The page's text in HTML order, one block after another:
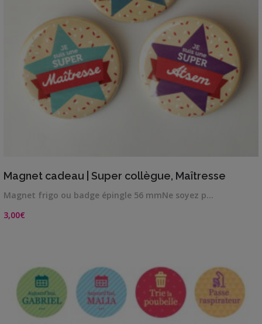
Magnet cadeau | Super collègue, Maîtresse
Magnet frigo ou badge épingle 56 mmNe soyez p…
3,00€